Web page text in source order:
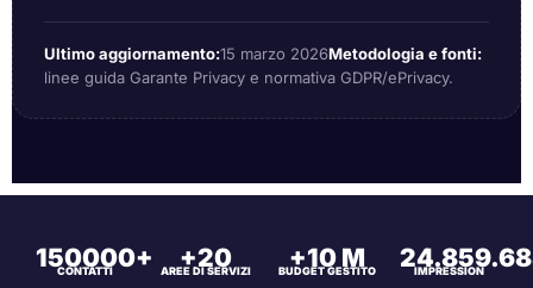
Ultimo aggiornamento:15 marzo 2026Metodologia e fonti:
linee guida Garante Privacy e normativa GDPR/ePrivacy.
150000+
CONTATTI
+20
AREE DI SERVIZI +10 M
BUDGET GESTITO
IMPRESSION